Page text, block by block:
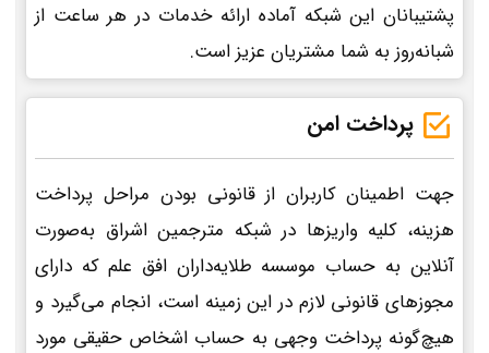
پشتیبانان این شبکه آماده ارائه خدمات در هر ساعت از
شبانه‌روز به شما مشتریان عزیز است.
پرداخت امن
جهت اطمینان کاربران از قانونی بودن مراحل پرداخت
هزینه، کلیه واریزها در شبکه مترجمین اشراق به‌صورت
آنلاین به حساب موسسه طلایه‌داران افق علم که دارای
مجوزهای قانونی لازم در این زمینه است، انجام می‌گیرد و
هیچ‌گونه پرداخت وجهی به حساب اشخاص حقیقی مورد